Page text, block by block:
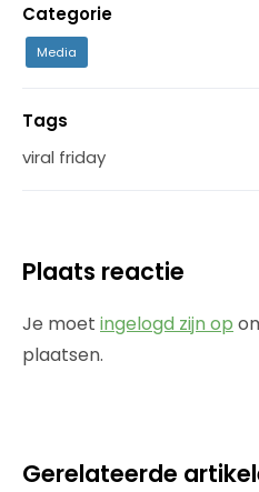
Categorie
Media
Tags
viral friday
Plaats reactie
Je moet ingelogd zijn op
plaatsen.
Gerelateerde